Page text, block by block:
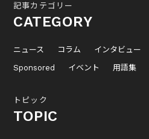
記事カテゴリー
CATEGORY
ニュース コラム インタビュー
Sponsored
イベント 用語集
トピック
TOPIC